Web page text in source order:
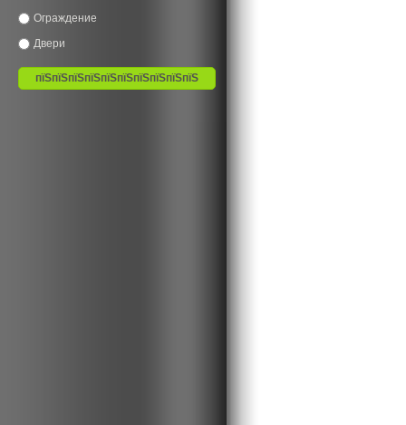
Ограждение
Двери